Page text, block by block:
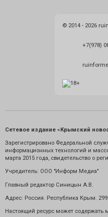
© 2014 - 2026
+7(978)
Сетевое издание «Крымский
Зарегистрировано Федеральной
информационных технологий и
марта 2015 года, свидетельство о
Учредитель: ООО "Информ Медиа"
Главный редактор Синицын А.В.
Адрес: Россия. Республика Крым.
Настоящий ресурс может содержать